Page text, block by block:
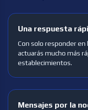
Una respuesta
Con solo responder
actuarás mucho más
establecimientos.
Mensajes por la